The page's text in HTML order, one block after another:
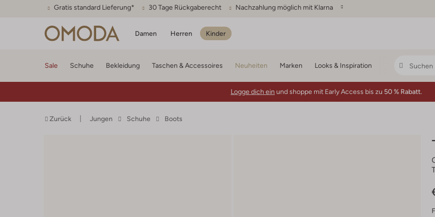
Gratis standard Lieferung* 30 Tage Rückgaberecht Nachzahlung möglich mit Klarna
Damen Herren Kinder
Sale Schuhe Bekleidung Taschen & Accessoires Neuheiten Marken Looks & Inspiration
Logge dich ein und shoppe mit Early Access bis zu 50 % Rabatt.
Zurück Jungen Schuhe Boots